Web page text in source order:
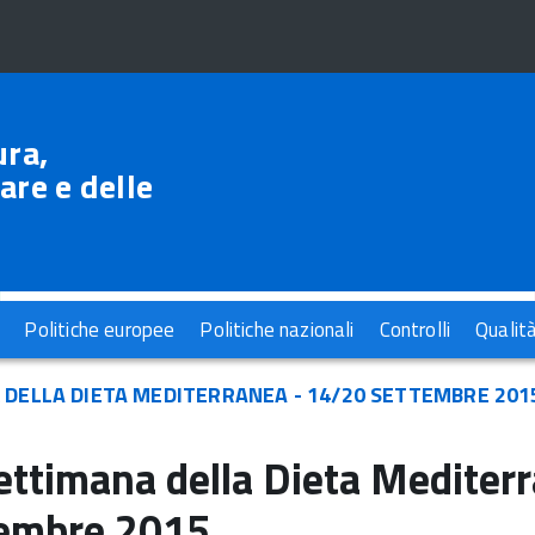
e delle
Politiche europee Politiche nazionali Controlli
DIETA MEDITERRANEA - 14/20 SETTEMBRE
della Dieta